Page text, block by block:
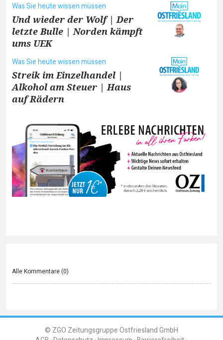
Was Sie heute wissen müssen
Und wieder der Wolf | Der
letzte Bulle | Norden kämpft
ums UEK
Was Sie heute wissen müssen
Streik im Einzelhandel |
Alkohol am Steuer | Haus
auf Rädern
Alle Kommentare (0)
© ZGO Zeitungsgruppe Ostfriesland GmbH